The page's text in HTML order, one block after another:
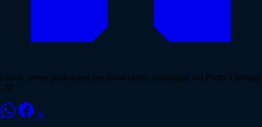
Lucca, sirene portoghesi per l'attaccante: sondaggio del Porto, i dettagli
- SI